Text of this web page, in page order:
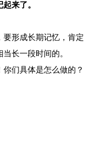
来了。
要形成长期记忆，肯定
长一段时间的。
们具体是怎么做的？